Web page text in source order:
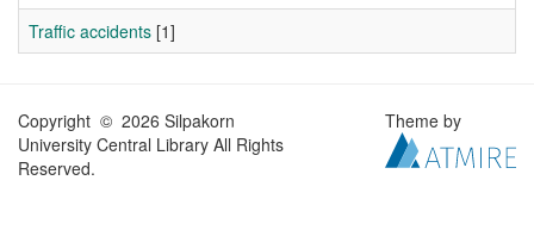
Traffic accidents [1]
Copyright © 2026 Silpakorn
University Central Library All Rights
Reserved.
Theme by